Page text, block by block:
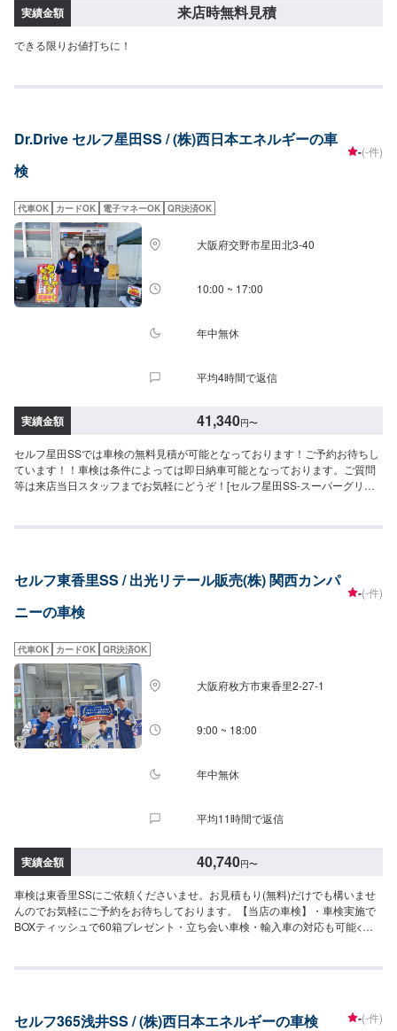
実績金額 来店時無料見積
できる限りお値打ちに！
Dr.Drive セルフ星田SS / (株)西日本エネルギーの車
検
-(-件)
代車OK カードOK 電子マネーOK QR決済OK
大阪府交野市星田北3-40
10:00 ~ 17:00
年中無休
平均4時間で返信
実績金額 41,340円〜
セルフ星田SSでは車検の無料見積が可能となっております！ご予約お待ちし
ています！！車検は条件によっては即日納車可能となっております。ご質問
等は来店当日スタッフまでお気軽にどうぞ！[セルフ星田SS-スーパーグリー
シュ２０箱プレゼント・撥水洗車実施※一般価格よりの値引きとなります。≪
動車(〜1,000kg)-ー（ライズ,コルトなど）車検基本料15,000円各種法定料金
合計36,250円-----------------------------------------→[合計]51,250円-中型自動車
(1,001〜1,500kg)-ー（インプレッサ,アテンザなど）車検基本料15,000円各種
自動車(1,501〜2,000kg)-ー（レクサスLC,セレナなど）車検基本料15,000円
各種法定料金合計52,750円-----------------------------------------→[合計]67,750円≪
支払い方法について≫車検基本料については、クレジット・PayPay使用でき
ます。≪注意事項≫・記載してある車種はあくまで一例です（グレード等に
よっては一つ上の価格である場合がございます）・車種や初度登録年月から
の年数によって費用が変わります・修理・交換等が必要な場合は、別途費用
がかかります・4WDは＋4,400円
セルフ東香里SS / 出光リテール販売(株) 関西カンパ
ニーの車検
-(-件)
代車OK カードOK QR決済OK
大阪府枚方市東香里2-27-1
9:00 ~ 18:00
年中無休
平均11時間で返信
実績金額 40,740円〜
車検は東香里SSにご依頼くださいませ。お見積もり(無料)だけでも構いませ
んのでお気軽にご予約をお待ちしております。【当店の車検】・車検実施で
BOXティッシュで60箱プレゼント・立ち会い車検・輸入車の対応も可能<費
（合計）40,740円⚫︎小型車（ミラージュ・ヴィッツなど）｜車検基本料
58,850円⚫︎大型車（デリカなど）｜車検基本料14,800円↓各種法定料金合計
セルフ365浅井SS / (株)西日本エネルギーの車検 -(-件)